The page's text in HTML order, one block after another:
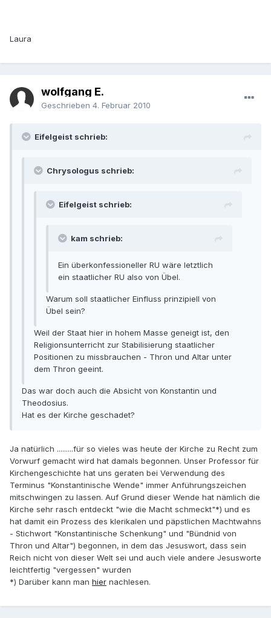
Laura
wolfgang E.
Geschrieben 4. Februar 2010
Eifelgeist schrieb:
Chrysologus schrieb:
Eifelgeist schrieb:
kam schrieb:
Ein überkonfessioneller RU wäre letztlich
ein staatlicher RU also von Übel.
Warum soll staatlicher Einfluss prinzipiell von
Übel sein?
Weil der Staat hier in hohem Masse geneigt ist, den
Religionsunterricht zur Stabilisierung staatlicher
Positionen zu missbrauchen - Thron und Altar unter
dem Thron geeint.
Das war doch auch die Absicht von Konstantin und
Theodosius.
Hat es der Kirche geschadet?
Ja natürlich .........für so vieles was heute der Kirche zu Recht zum
Vorwurf gemacht wird hat damals begonnen. Unser Professor für
Kirchengeschichte hat uns geraten bei Verwendung des
Terminus "Konstantinische Wende" immer Anführungszeichen
mitschwingen zu lassen. Auf Grund dieser Wende hat nämlich die
Kirche sehr rasch entdeckt "wie die Macht schmeckt"*) und es
hat damit ein Prozess des klerikalen und päpstlichen Machtwahns
- Stichwort "Konstantinische Schenkung" und "Bündnid von
Thron und Altar") begonnen, in dem das Jesuswort, dass sein
Reich nicht von dieser Welt sei und auch viele andere Jesusworte
leichtfertig "vergessen" wurden
*) Darüber kann man hier nachlesen.